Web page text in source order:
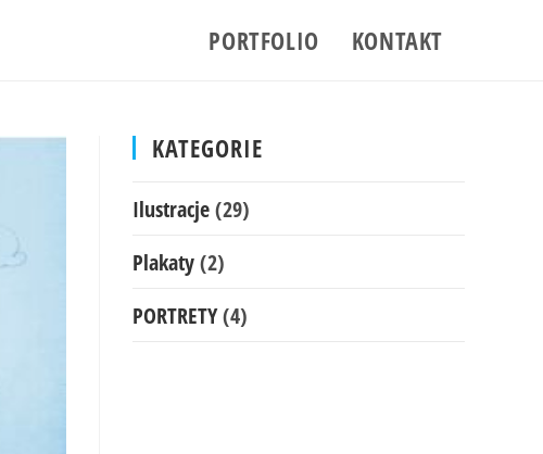
PORTFOLIO KONTAKT
KATEGORIE
Ilustracje(29)
Plakaty(2)
PORTRETY(4)